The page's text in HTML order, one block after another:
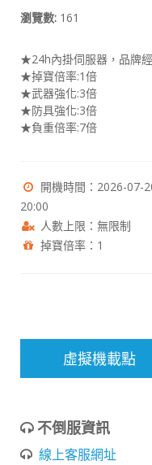
瀏覽數: 161
★24h內掛伺服器，品牌
★掉寶倍率:1倍
★武器強化:3倍
★防具強化:3倍
★負重倍率:7倍
開機時間：2026-07-
20:00
人數上限：無限制
掉寶倍率：1
虛擬機載點
不倒服資訊
線上客服網址